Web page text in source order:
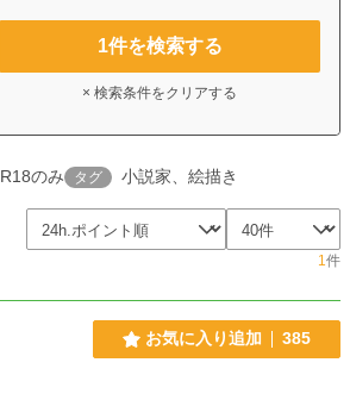
1件を検索する
× 検索条件をクリアする
R18のみ タグ 小説家、絵描き
1件
お気に入り追加 385